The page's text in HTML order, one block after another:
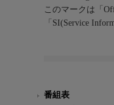
このマークは「
「SI(Service
番組表